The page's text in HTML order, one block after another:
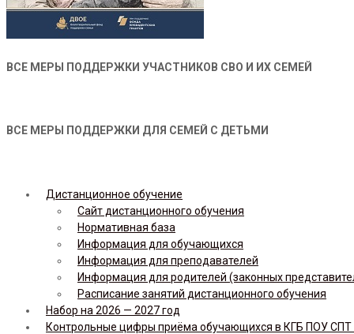
ВСЕ МЕРЫ ПОДДЕРЖКИ УЧАСТНИКОВ СВО И ИХ СЕМЕЙ
ВСЕ МЕРЫ ПОДДЕРЖКИ ДЛЯ СЕМЕЙ С ДЕТЬМИ
Дистанционное обучение
Сайт дистанционного обучения
Нормативная база
Информация для обучающихся
Информация для преподавателей
Информация для родителей (законных
Расписание занятий дистанционного обучения
Набор на 2026 — 2027 год
Контрольные цифры приёма обучающихся в КГБ ПОУ СПТ